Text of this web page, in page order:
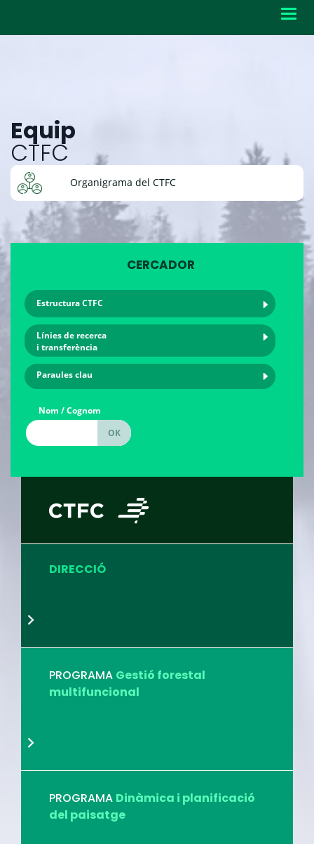
Equip
CTFC
Organigrama del CTFC
CERCADOR
Estructura CTFC
Línies de recerca
i transferència
Paraules clau
Nom / Cognom
DIRECCIÓ
PROGRAMA Gestió forestal
multifuncional
PROGRAMA Dinàmica i planificació
del paisatge